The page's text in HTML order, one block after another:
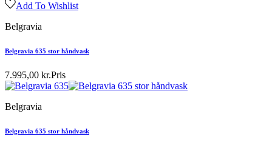
Add To Wishlist
Belgravia
Belgravia 635 stor håndvask
7.995,00 kr.Pris
Belgravia
Belgravia 635 stor håndvask